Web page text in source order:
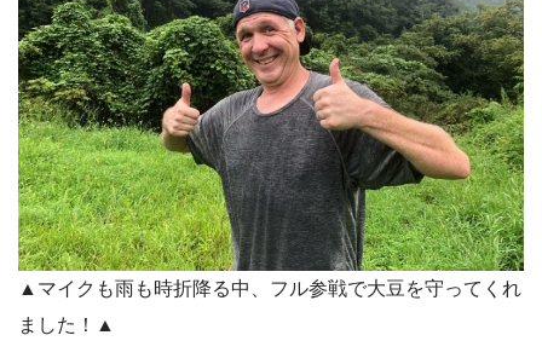
▲マイクも雨も時折降る中、フル参戦で大豆を守ってくれ
ました！▲